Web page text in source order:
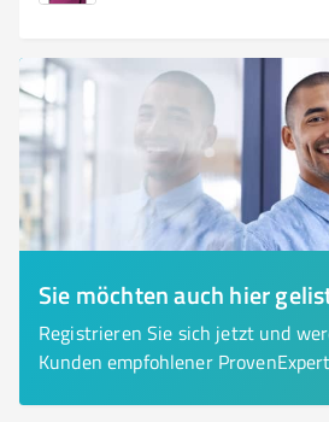
Sie möchten auch hier
Registrieren Sie sich jetzt und
Kunden empfohlener